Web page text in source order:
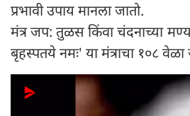
प्रभावी उपाय मानला जातो.
मंत्र जप: तुळस किंवा चंदनाच्या
बृहस्पतये नमः' या मंत्राचा १०८